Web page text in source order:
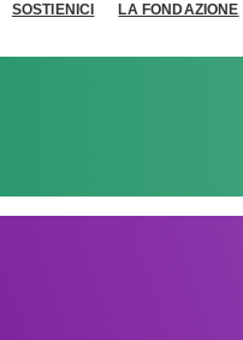
SOSTIENICI LA FONDAZIONE